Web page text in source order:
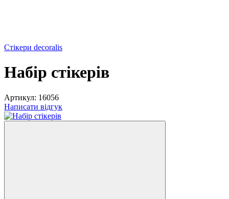
Стікери decoralis
Набір стікерів
Артикул: 16056
Написати відгук